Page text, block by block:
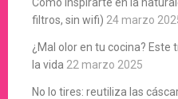
filtros, sin wifi) 24 marzo
¿Mal olor en tu cocina?
la vida 22 marzo 2025
No lo tires: reutiliza las